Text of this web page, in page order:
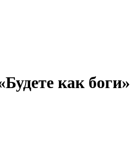
как боги»